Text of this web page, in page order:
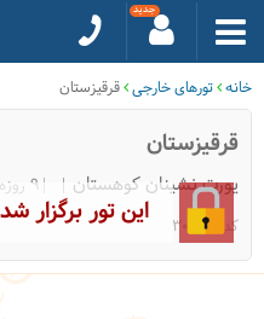
خانه تورهای خارجی قرقیزستان
قرقیزستان
یورت نشینان کوهستان
|9 روزه از 13 شهریور 1404
کد: 30318
این تور برگزار